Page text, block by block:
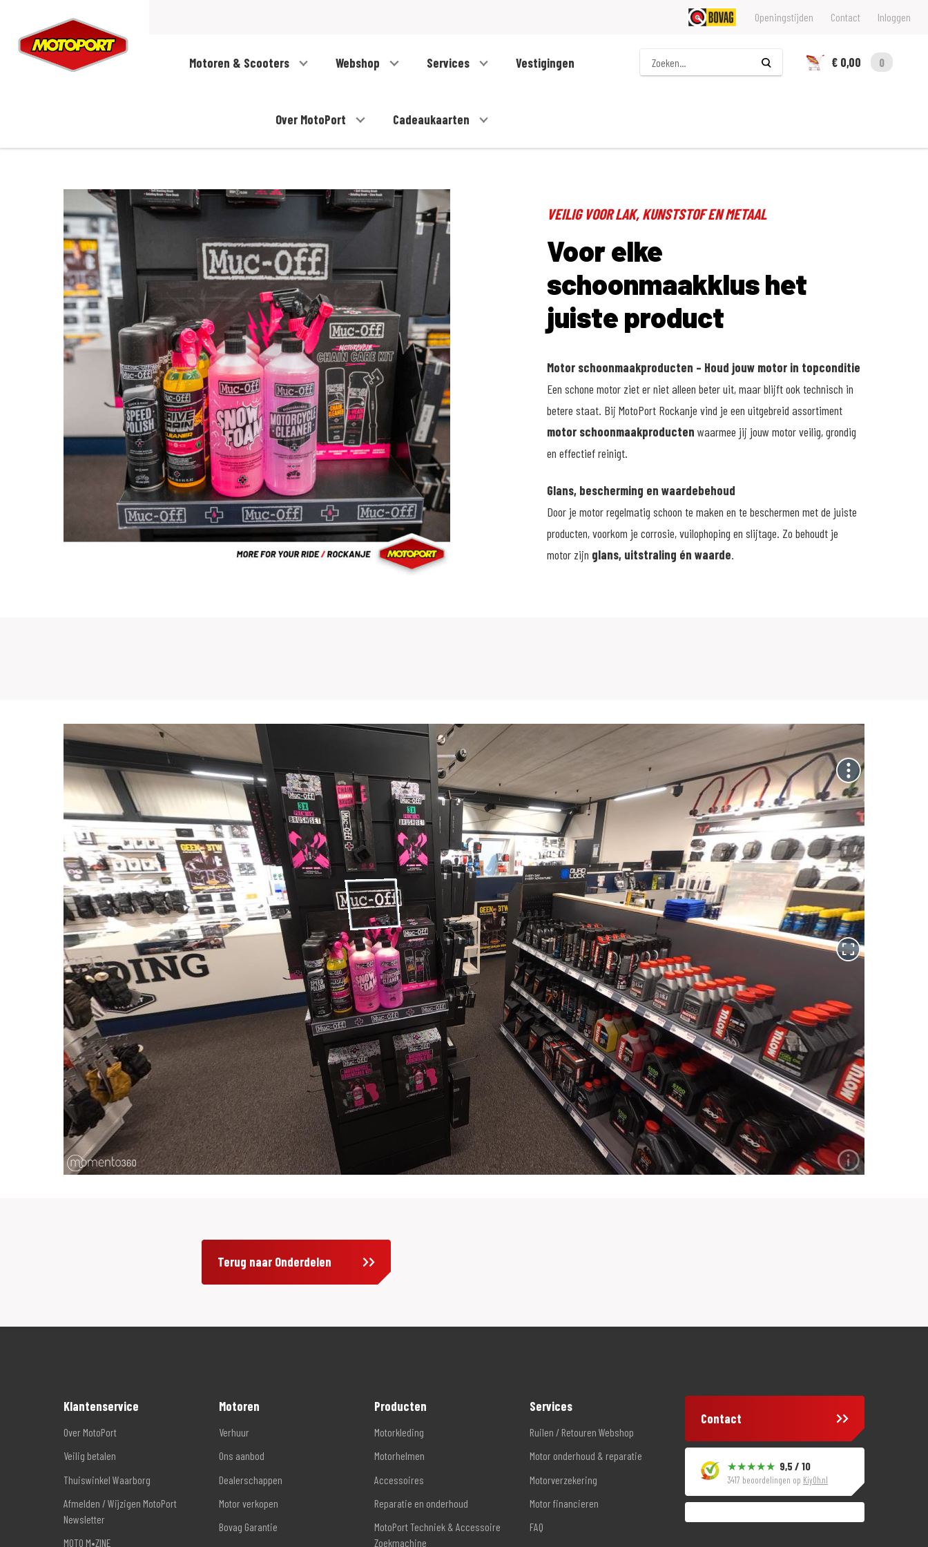
Openingstijden Contact Inloggen
Motoren & Scooters Webshop Services Vestigingen
Over MotoPort Cadeaukaarten
Zoeken
€ 0,00
0
VEILIG VOOR LAK, KUNSTSTOF EN METAAL
Voor elke
schoonmaakklus het
juiste product
Motor schoonmaakproducten – Houd jouw motor in topconditie
Een schone motor ziet er niet alleen beter uit, maar blijft ook technisch in
betere staat. Bij MotoPort Rockanje vind je een uitgebreid assortiment
motor schoonmaakproducten waarmee jij jouw motor veilig, grondig
en effectief reinigt.
Glans, bescherming en waardebehoud
Door je motor regelmatig schoon te maken en te beschermen met de juiste
producten, voorkom je corrosie, vuilophoping en slijtage. Zo behoudt je
motor zijn glans, uitstraling én waarde.
Terug naar Onderdelen
Klantenservice
Over MotoPort
Veilig betalen
Thuiswinkel Waarborg
Afmelden / Wijzigen MotoPort
Newsletter
MOTO M•ZINE
Motoren
Verhuur
Ons aanbod
Dealerschappen
Motor verkopen
Bovag Garantie
Producten
Motorkleding
Motorhelmen
Accessoires
Reparatie en onderhoud
MotoPort Techniek & Accessoire
Zoekmachine
Services
Ruilen / Retouren Webshop
Motor onderhoud & reparatie
Motorverzekering
Motor financieren
FAQ
Contact
9,5 / 10
3417 beoordelingen op KiyOh.nl